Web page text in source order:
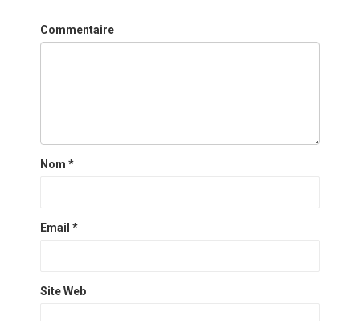
Commentaire
Nom *
Email *
Site Web